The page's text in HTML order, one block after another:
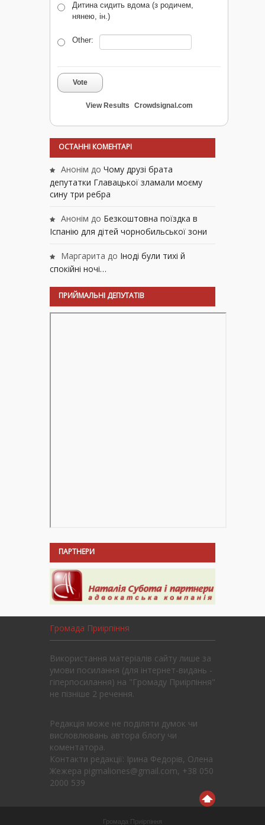
Дитина сидить вдома (з родичем,
нянею, ін.)
Other:
Vote
View Results Crowdsignal.com
ОСТАННІ КОМЕНТАРІ
Анонім до Чому друзі брата
депутатки Главацької зламали моєму
сину три ребра
Анонім до Безкоштовна поїздка в
Іспанію для дітей чорнобильської зони
Маргарита до Іноді були тихі й
спокійні ночі…
ПРИЙМАЛЬНІ ДЕПУТАТІВ
ПАРТНЕРИ
Громада Приірпіння
Використання матеріалів сайту лише за
умови посилання (для інтернет-видань -
гіперпосилання) на "Громаду Приірпіння"
не пізніше 2 речення.
Редакція може не поділяти думок чи
висловлювань автора блогу чи
коментатора.
Контакти редакції: Ірина Федорів, Олена
Жежера pigmaliones@gmail.com, +38 050
2000 539
Громада Приірпіння